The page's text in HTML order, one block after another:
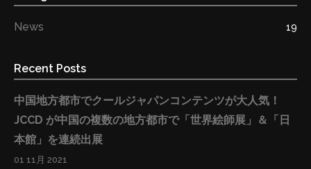
News 19
Recent Posts
中国地方都市でクールジャパンコンテンツが大人気！
JCCD が中国の複数の地方都市で「世界絵師展」＆「日
本館」を連続出展
01 11月 2021